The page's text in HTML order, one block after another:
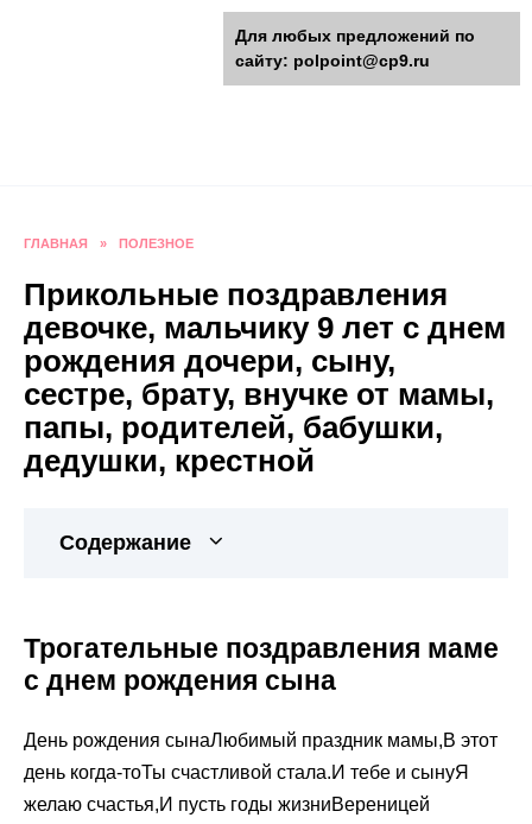
polpoint.ru - Разнообразные
поделки к праздникам
ГЛАВНАЯ » ПОЛЕЗНОЕ
Прикольные поздравления
девочке, мальчику 9 лет с днем
рождения дочери, сыну,
сестре, брату, внучке от мамы,
папы, родителей, бабушки,
дедушки, крестной
Содержание
Трогательные поздравления маме
с днем рождения сына
День рождения сынаЛюбимый праздник мамы,В этот
день когда-тоТы счастливой стала.И тебе и сынуЯ
желаю счастья,И пусть годы жизниВереницей
Для любых предложений по
сайту: polpoint@cp9.ru